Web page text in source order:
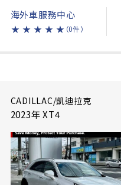
海外車服務中心
★ ★ ★ ★ ★ （0件）
CADILLAC/凱迪拉克
2023年 XT4